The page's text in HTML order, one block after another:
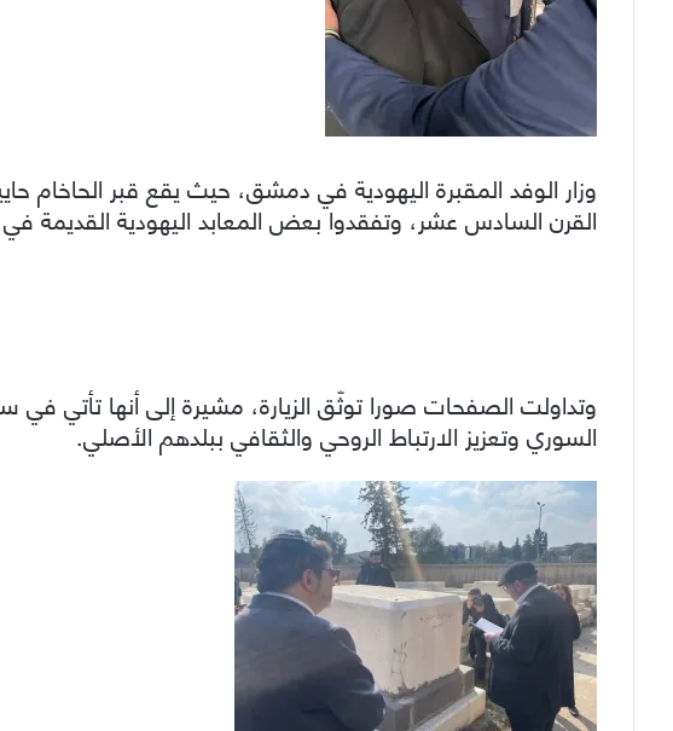
وزار الوفد المقبرة اليهودية في دمشق، حيث يقع قبر الحاخام
القرن السادس عشر، وتفقدوا بعض المعابد اليهودية القديمة في
وتداولت الصفحات صورا توثّق الزيارة، مشيرة إلى أنها تأتي في
السوري وتعزيز الارتباط الروحي والثقافي ببلدهم الأصلي.